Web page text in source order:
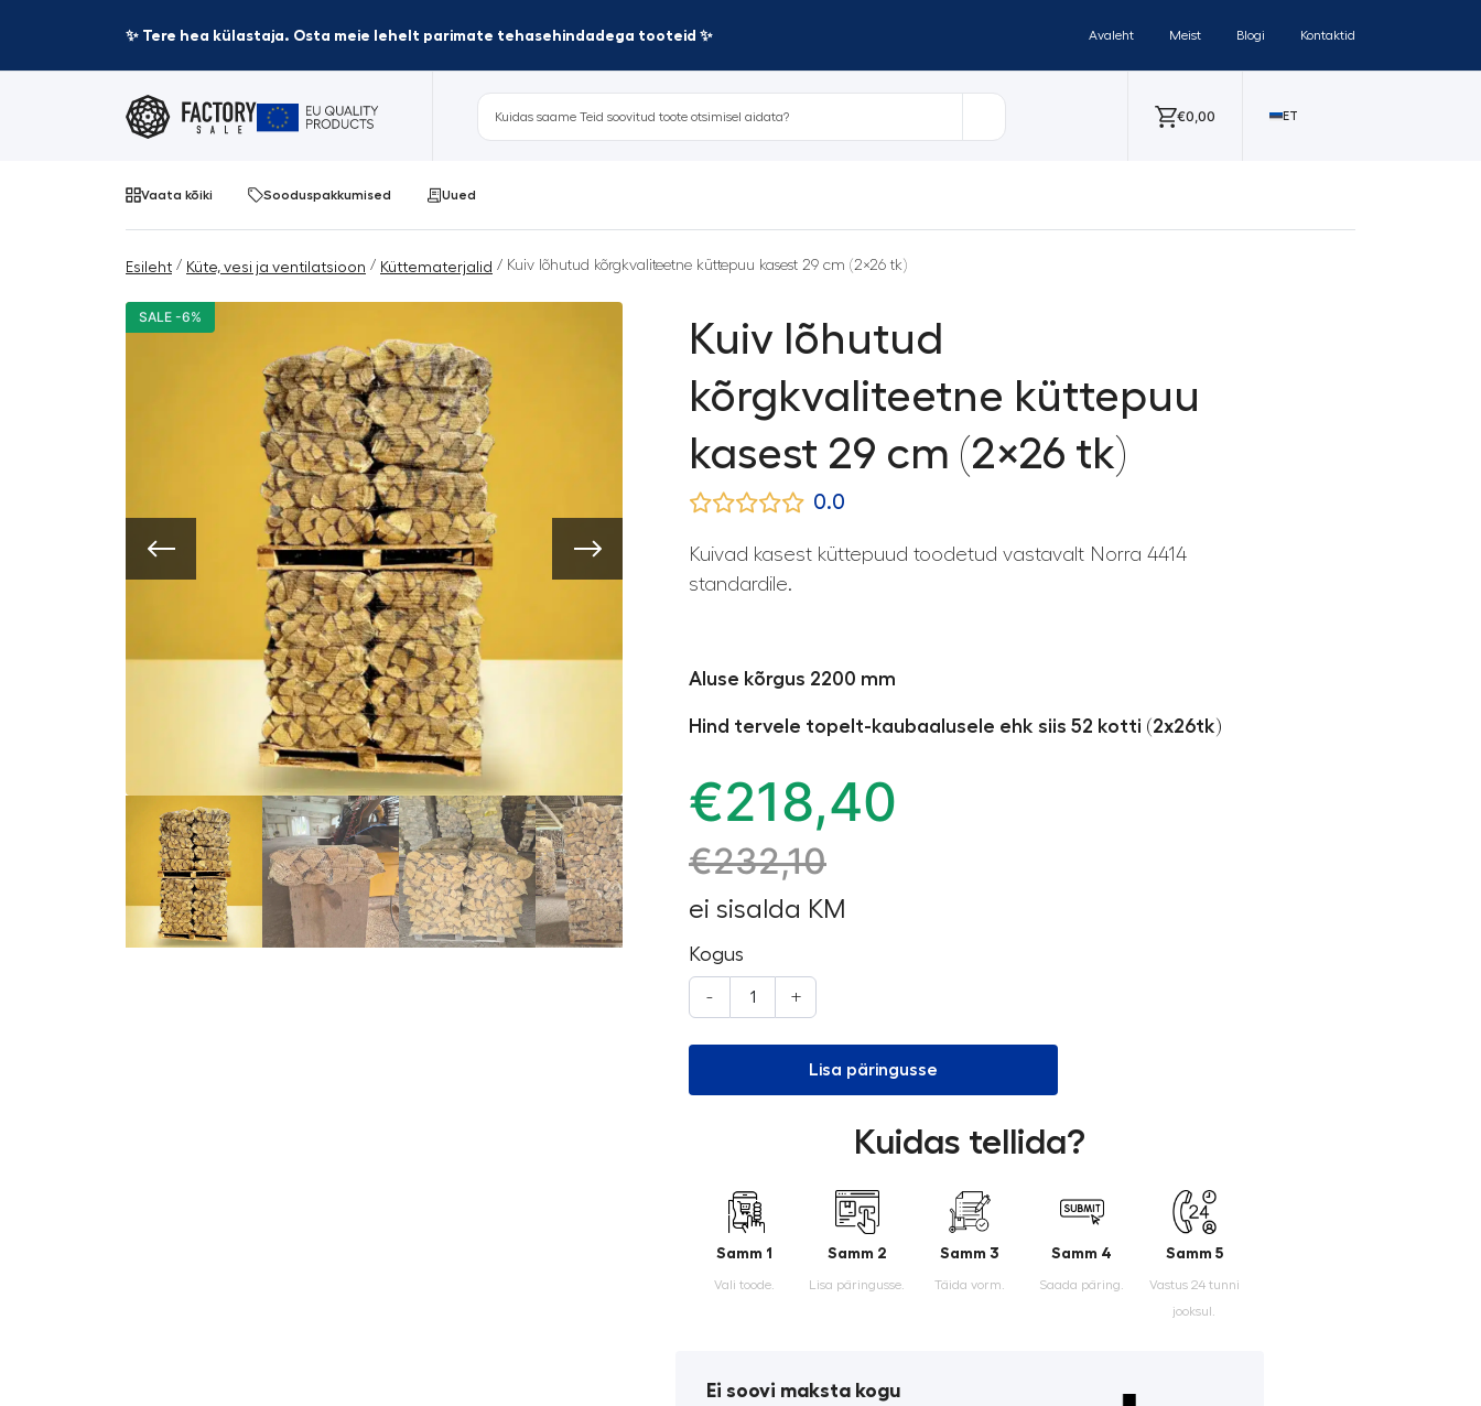
✨ Tere hea külastaja. Osta meie lehelt parimate tehasehindadega tooteid ✨ Avaleht Meist Blogi Kontaktid
€0,00 ET
Vaata kõiki Sooduspakkumised Uued
Esileht / Küte, vesi ja ventilatsioon / Küttematerjalid / Kuiv lõhutud kõrgkvaliteetne küttepuu kasest 29 cm (2×26 tk)
SALE -6%
Kuiv lõhutud
kõrgkvaliteetne küttepuu
kasest 29 cm (2×26 tk)
0.0
Kuivad kasest küttepuud toodetud vastavalt Norra 4414
standardile.
Aluse kõrgus 2200 mm
Hind tervele topelt-kaubaalusele ehk siis 52 kotti (2x26tk)
€218,40
€232,10
ei sisalda KM
Kogus
- +
Lisa päringusse
Kuidas tellida?
Samm 1
Vali toode.
Samm 2
Lisa päringusse.
Samm 3
Täida vorm.
Samm 4
Saada päring.
Samm 5
Vastus 24 tunni
jooksul.
Ei soovi maksta kogu